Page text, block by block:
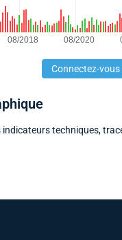
Connectez-
indicateurs techniques,